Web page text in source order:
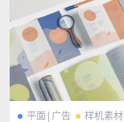
平面|广告 样机素材